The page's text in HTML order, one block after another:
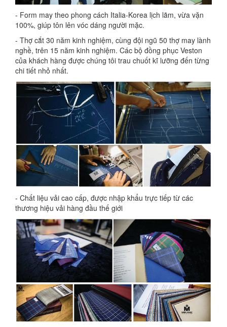
- Form may theo phong cách Italia-Korea lịch lãm, vừa vặn
100%, giúp tôn lên vóc dáng người mặc.
- Thợ cắt 30 năm kinh nghiệm, cùng đội ngũ 50 thợ may lành
nghề, trên 15 năm kinh nghiệm. Các bộ đồng phục Veston
của khách hàng được chúng tôi trau chuốt kĩ lưỡng đến từng
chi tiết nhỏ nhất.
- Chất liệu vải cao cấp, được nhập khẩu trực tiếp từ các
thương hiệu vải hàng đầu thế giới